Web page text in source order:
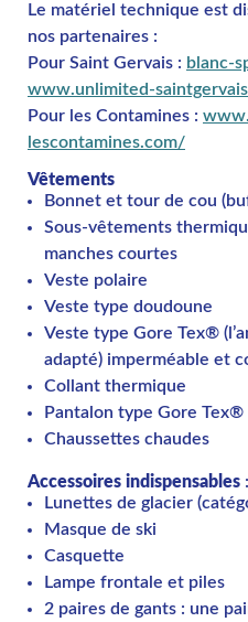
Le matériel technique est
nos partenaires :
Pour Saint Gervais : blanc-
www.unlimited-
Pour les Contamines :
lescontamines.com/
Vêtements
Bonnet et tour de cou
Sous-vêtements
manches courtes
Veste polaire
Veste type doudoune
Veste type Gore Tex®
adapté) imperméable et
Collant thermique
Pantalon type Gore
Chaussettes chaudes
Accessoires indispensables :
Lunettes de glacier
Masque de ski
Casquette
Lampe frontale et piles
2 paires de gants : une